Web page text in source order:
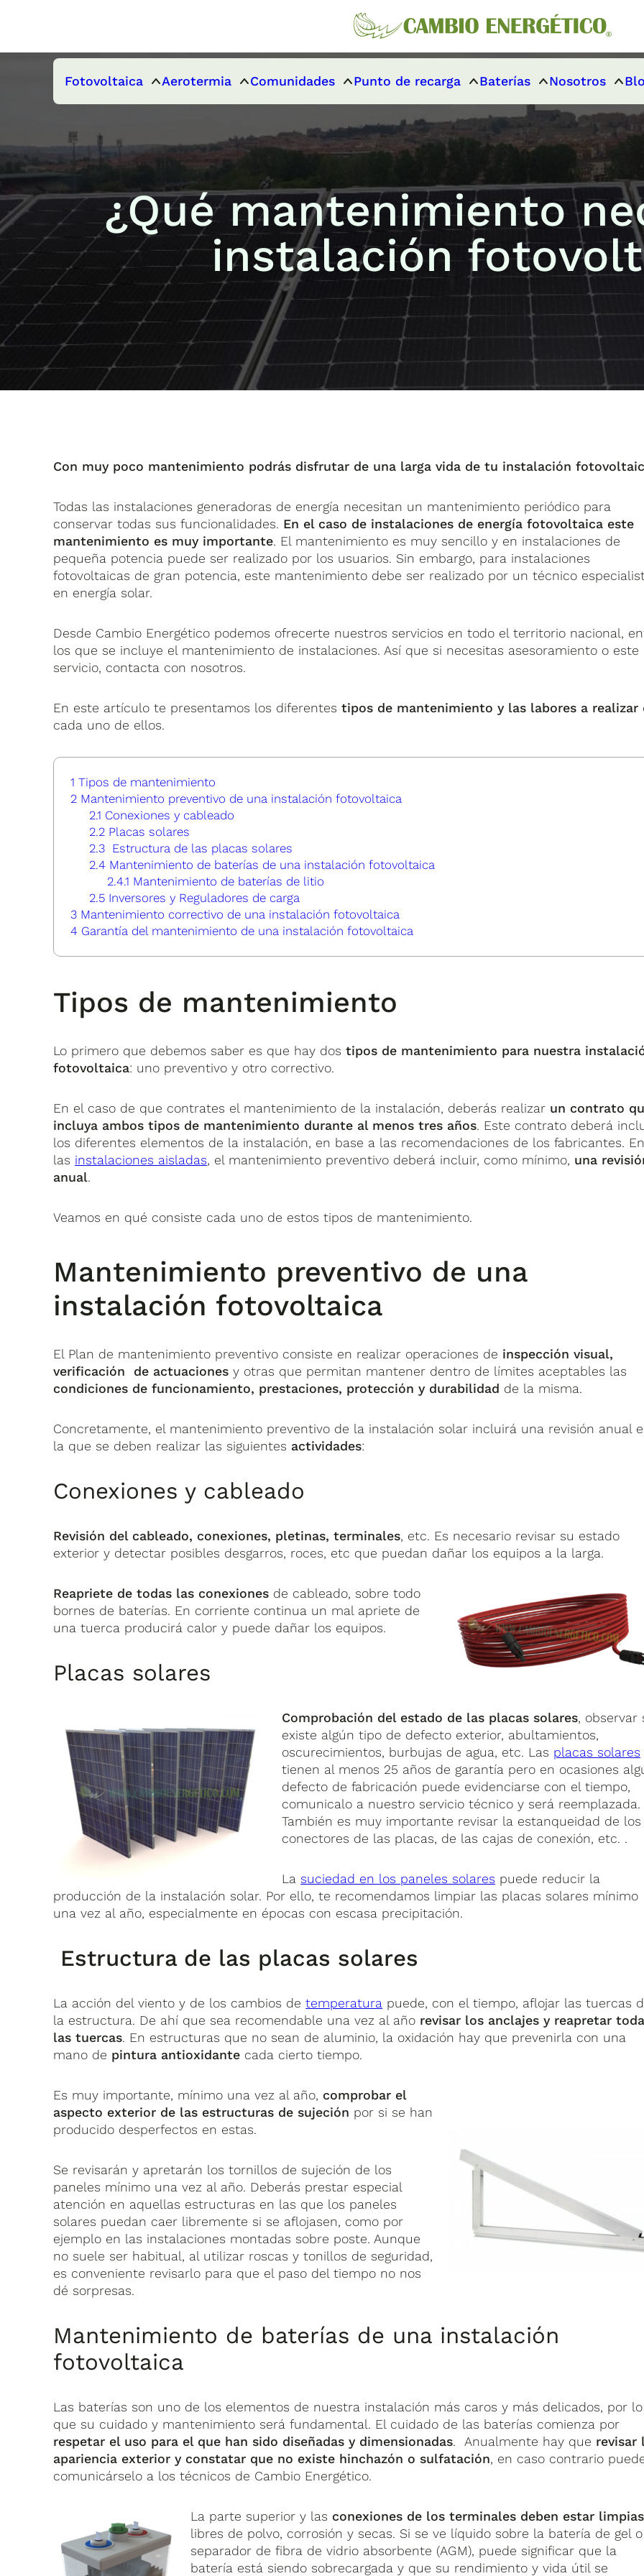
Fotovoltaica Aerotermia Comunidades Punto de recarga Baterías Nosotros
¿Qué mantenimiento
instalación
Con muy poco mantenimiento podrás disfrutar de una larga vida de tu instalación
Todas las instalaciones generadoras de energía necesitan un mantenimiento periódico para
conservar todas sus funcionalidades. En el caso de instalaciones de energía fotovoltaica este
mantenimiento es muy importante. El mantenimiento es muy sencillo y en instalaciones de
pequeña potencia puede ser realizado por los usuarios. Sin embargo, para instalaciones
fotovoltaicas de gran potencia, este mantenimiento debe ser realizado por un técnico
en energía solar.
Desde Cambio Energético podemos ofrecerte nuestros servicios en todo el territorio nacional,
los que se incluye el mantenimiento de instalaciones. Así que si necesitas asesoramiento o este
servicio, contacta con nosotros.
En este artículo te presentamos los diferentestipos de mantenimiento y las labores a realizar
cada uno de ellos.
1 Tipos de mantenimiento
2 Mantenimiento preventivo de una instalación fotovoltaica
2.1 Conexiones y cableado
2.2Placas solares
2.3Estructura de las placas solares
2.4Mantenimiento de baterías de una instalación fotovoltaica
2.4.1 Mantenimiento de baterías de litio
2.5Inversores y Reguladores de carga
3 Mantenimiento correctivo de una instalación fotovoltaica
4 Garantía del mantenimiento de una instalación fotovoltaica
Tipos de mantenimiento
Lo primero que debemos saber es que hay dostipos de mantenimiento para nuestra
fotovoltaica: uno preventivo y otro correctivo.
En el caso de que contrates el mantenimiento de la instalación, deberás realizar un contrato
incluya ambos tipos de mantenimiento durante al menos tres años. Este contrato deberá
los diferentes elementos de la instalación, en base a las recomendaciones de los fabricantes. En
las instalaciones aisladas, el mantenimiento preventivo deberá incluir, como mínimo, una
anual.
Veamos en qué consiste cada uno de estos tipos de mantenimiento.
Mantenimiento preventivo de una
instalación fotovoltaica
El Plan de mantenimiento preventivo consiste en realizar operaciones de inspección visual,
verificación de actuaciones y otras que permitan mantener dentro de límites aceptables las
condiciones de funcionamiento, prestaciones, protección y durabilidad de la misma.
Concretamente, el mantenimiento preventivo de la instalación solar incluirá una revisión anual
la que se deben realizar las siguientes actividades:
Conexiones y cableado
Revisión del cableado, conexiones, pletinas, terminales, etc. Es necesario revisar su estado
exterior y detectar posibles desgarros, roces, etc que puedan dañar los equipos a la larga.
Reapriete de todas las conexiones de cableado, sobre todo
bornes de baterías. En corriente continua un mal apriete de
una tuerca producirá calor y puede dañar los equipos.
Placas solares
Comprobación del estado de las placas solares, observar
existe algún tipo de defecto exterior, abultamientos,
oscurecimientos, burbujas de agua, etc. Las placas solares
tienen al menos 25 años de garantía pero en ocasiones
defecto de fabricación puede evidenciarse con el tiempo,
comunicalo a nuestro servicio técnico y será reemplazada.
También es muy importante revisar la estanqueidad de los
conectores de las placas, de las cajas de conexión, etc. .
La suciedad en los paneles solares puede reducir la
producción de la instalación solar. Por ello, te recomendamos limpiar las placas solares mínimo
una vez al año, especialmente en épocas con escasa precipitación.
Estructura de las placas solares
La acción del viento y de los cambios detemperatura puede, con el tiempo, aflojar las tuercas
la estructura. De ahí que sea recomendable una vez al año revisar los anclajes y reapretar
las tuercas. En estructuras que no sean de aluminio, la oxidación hay que prevenirla con una
mano de pintura antioxidante cada cierto tiempo.
Es muy importante, mínimo una vez al año, comprobar el
aspecto exterior de las estructuras de sujeción por si se han
producido desperfectos en estas.
Se revisarán y apretarán los tornillos de sujeción de los
paneles mínimo una vez al año. Deberás prestar especial
atención en aquellas estructuras en las que los paneles
solares puedan caer libremente si se aflojasen, como por
ejemplo en las instalaciones montadas sobre poste. Aunque
no suele ser habitual, al utilizar roscas y tonillos de seguridad,
es conveniente revisarlo para que el paso del tiempo no nos
dé sorpresas.
Mantenimiento de baterías de una instalación
fotovoltaica
Las baterías son uno de los elementos de nuestra instalación más caros y más delicados, por lo
que su cuidado y mantenimiento será fundamental. El cuidado de las baterías comienza por
respetar el uso para el que han sido diseñadas y dimensionadas. Anualmente hay que revisar
apariencia exterior y constatar que no existe hinchazón o sulfatación, en caso contrario
comunicárselo a los técnicos de Cambio Energético.
La parte superior y las conexiones de los terminales deben estar limpias
libres de polvo, corrosión y secas. Si se ve líquido sobre la batería de gel
separador de fibra de vidrio absorbente (AGM), puede significar que la
batería está siendo sobrecargada y que su rendimiento y vida útil se